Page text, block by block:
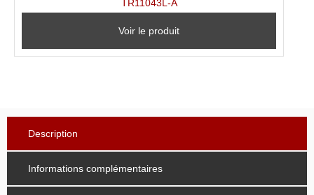
TR11043L-A
Voir le produit
Description
Informations complémentaires